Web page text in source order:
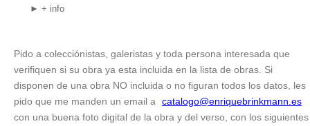
► + info
Pido a colecciónistas, galeristas y toda persona interesada que
verifiquen si su obra ya esta incluida en la lista de obras. Si
disponen de una obra NO incluida o no figuran todos los datos, les
pido que me manden un email a
catalogo@enriquebrinkmann.es
con una buena foto digital de la obra y del verso, con los siguientes